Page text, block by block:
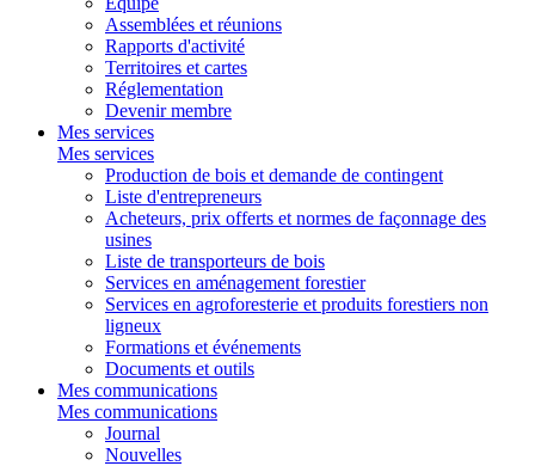
Assemblées et réunions
Rapports d'activité
Territoires et cartes
Réglementation
Devenir membre
Mes services
Mes services
Production de bois et demande de contingent
Liste d'entrepreneurs
Acheteurs, prix offerts et normes de façonnage des
usines
Liste de transporteurs de bois
Services en aménagement forestier
Services en agroforesterie et produits forestiers non
ligneux
Formations et événements
Documents et outils
Mes communications
Mes communications
Journal
Nouvelles